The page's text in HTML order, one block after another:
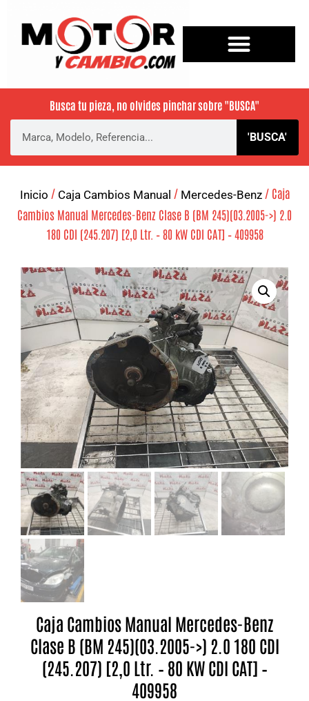
Busca tu pieza, no olvides pinchar sobre "BUSCA"
'BUSCA'
Inicio / Caja Cambios Manual / Mercedes-Benz/ Caja
Cambios Manual Mercedes-Benz Clase B (BM 245)(03.2005->) 2.0
180 CDI (245.207) [2,0 Ltr. – 80 kW CDI CAT] – 409958
Caja Cambios Manual Mercedes-Benz
Clase B (BM 245)(03.2005->) 2.0 180 CDI
(245.207) [2,0 Ltr. – 80 KW CDI CAT] –
409958